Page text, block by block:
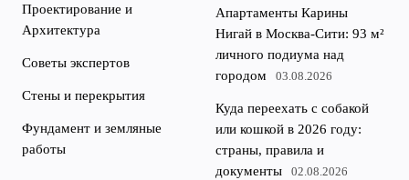
Проектирование и
Архитектура
Советы экспертов
Стены и перекрытия
Фундамент и земляные
работы
Апартаменты Карины
Нигай в Москва-Сити: 93 м²
личного подиума над
городом
03.08.2026
Куда переехать с собакой
или кошкой в 2026 году:
страны, правила и
документы
02.08.2026